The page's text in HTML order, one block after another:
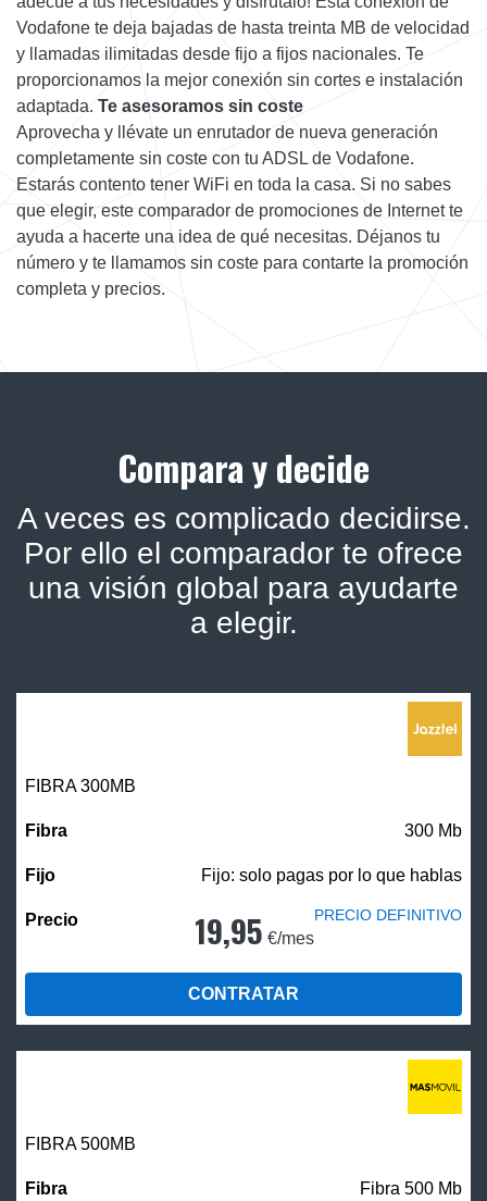
Vodafone te deja bajadas de hasta treinta MB de velocidad
y llamadas ilimitadas desde fijo a fijos nacionales. Te
proporcionamos la mejor conexión sin cortes e instalación
adaptada. Te asesoramos sin coste
Aprovecha y llévate un enrutador de nueva generación
completamente sin coste con tu ADSL de Vodafone.
Estarás contento tener WiFi en toda la casa. Si no sabes
que elegir, este comparador de promociones de Internet te
ayuda a hacerte una idea de qué necesitas. Déjanos tu
número y te llamamos sin coste para contarte la promoción
completa y precios.
Compara y decide
A veces es complicado decidirse.
Por ello el comparador te ofrece
una visión global para ayudarte
a elegir.
FIBRA 300MB
300 Mb
Fijo: solo pagas por lo que hablas
19,95 €/mes
PRECIO DEFINITIVO
CONTRATAR
FIBRA500MB
Fibra 500 Mb